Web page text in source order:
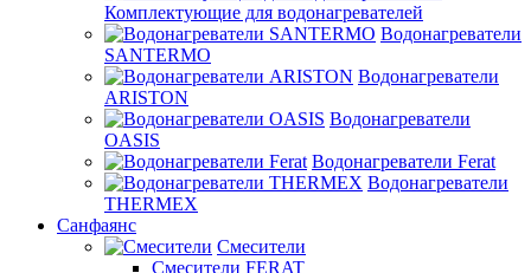
Комплектующие для водонагревателей
Водонагреватели
SANTERMO
Водонагреватели
ARISTON
Водонагреватели
OASIS
Водонагреватели Ferat
Водонагреватели
THERMEX
Санфаянс
Смесители
Смесители FERAT